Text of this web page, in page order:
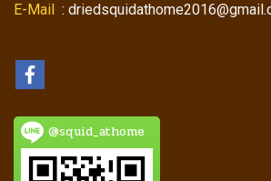
E-Mail :
@squid_athome